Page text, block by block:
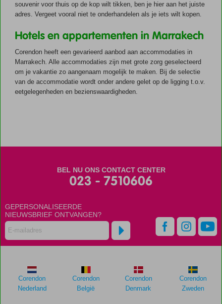
souvenir voor thuis op de kop wilt tikken, ben je hier aan het juiste
adres. Vergeet vooral niet te onderhandelen als je iets wilt kopen.
Hotels en appartementen in Marrakech
Corendon heeft een gevarieerd aanbod aan accommodaties in
Marrakech. Alle accommodaties zijn met grote zorg geselecteerd
om je vakantie zo aangenaam mogelijk te maken. Bij de selectie
van de accommodatie wordt onder andere gelet op de ligging t.o.v.
eetgelegenheden en bezienswaardigheden.
BEL NU ONS CONTACT CENTER
023 - 7510606
GEPERSONALISEERDE
NIEUWSBRIEF ONTVANGEN?
Corendon
Nederland
Corendon
België
Corendon
Denmark
Corendon
Zweden